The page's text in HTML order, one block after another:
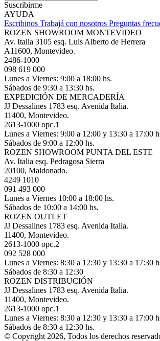
Suscribirme
AYUDA
Escribinos Trabajá con nosotros Preguntas
ROZEN SHOWROOM MONTEVIDEO
Av. Italia 3105 esq. Luis Alberto de Herrera
A11600, Montevideo.
2486-1000
098 619 000
Lunes a Viernes: 9:00 a 18:00 hs.
Sábados de 9:30 a 13:30 hs.
EXPEDICIÓN DE MERCADERÍA
JJ Dessalines 1783 esq. Avenida Italia.
11400, Montevideo.
2613-1000 opc.1
Lunes a Viernes: 9:00 a 12:00 y 13:30 a 17:00
Sábados de 9:00 a 12:00 hs.
ROZEN SHOWROOM PUNTA DEL ESTE
Av. Italia esq. Pedragosa Sierra
20100, Maldonado.
4249 1010
091 493 000
Lunes a Viernes 10:00 a 18:00 hs.
Sábados de 10:00 a 14:00 hs.
ROZEN OUTLET
JJ Dessalines 1783 esq. Avenida Italia.
11400, Montevideo.
2613-1000 opc.2
092 528 000
Lunes a Viernes: 8:30 a 12:30 y 13:30 a 17:30
Sábados de 8:30 a 12:30
ROZEN DISTRIBUCIÓN
JJ Dessalines 1783 esq. Avenida Italia.
11400, Montevideo.
2613-1000 opc.1
Lunes a Viernes: 8:30 a 12:30 y 13:30 a 17:00
Sábados de 8:30 a 12:30 hs.
© Copyright 2026, Todos los derechos